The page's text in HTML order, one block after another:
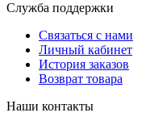
Служба поддержки
Связаться с нами
Личный кабинет
История заказов
Возврат товара
Наши контакты